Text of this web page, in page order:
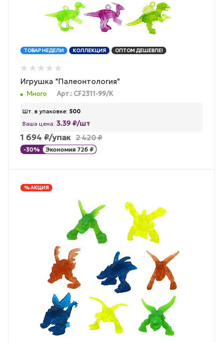
ТОВАР НЕДЕЛИ КОЛЛЕКЦИЯ ОПТОМ ДЕШЕВЛЕ!
Игрушка "Палеонтология"
Много Арт.: CF2311-99/К
Шт. в упаковке: 500
Ваша цена: 3.39 ₽/шт
1 694 ₽/упак 2 420₽
-30% Экономия 726 ₽
% АКЦИЯ